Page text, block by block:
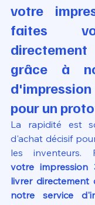
votre
faites
grâce à
pour un
La rapidité est
d'achat décisif
les inventeurs.
votre
livrer directement
notre service